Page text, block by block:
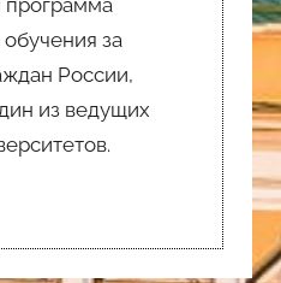
за
России,
из ведущих